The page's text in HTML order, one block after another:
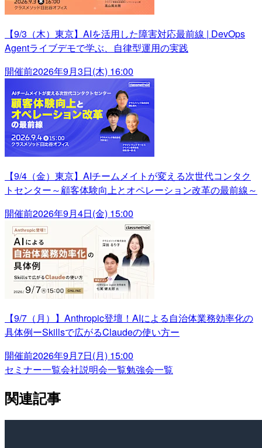
【9/3（木）東京】AIを活用した障害対応最前線 | DevOps
Agentライブデモで学ぶ、自律型運用の実践
開催前2026年9月3日(木) 16:00
【9/4（金）東京】AIチームメイトが変える次世代コンタク
トセンター～顧客体験向上とオペレーション改革の最前線～
開催前2026年9月4日(金) 15:00
【9/7（月）】Anthropic登壇！AIによる自治体業務効率化の
具体例ーSkillsで広がるClaudeの使い方ー
開催前2026年9月7日(月) 15:00
セミナー一覧会社説明会一覧勉強会一覧
関連記事